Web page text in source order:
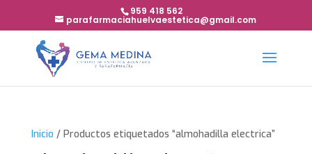
959 418 562
parafarmaciahuelvaestetica@gmail.com
Inicio / Productos etiquetados “almohadilla electrica”